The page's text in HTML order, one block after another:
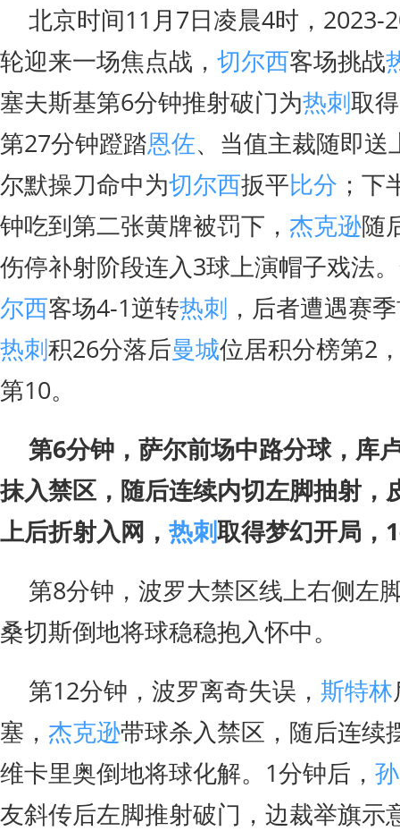
北京时间11月7日凌晨4时，2023-
轮迎来一场焦点战， 切尔西客场挑战
塞夫斯基第6分钟推射破门为热刺取
第27分钟蹬踏恩佐、当值主裁随即
尔默操刀命中为切尔西扳平比分 ；
钟吃到第二张黄牌被罚下， 杰克逊随
伤停补射阶段连入3球上演帽子戏法
尔西客场4-1逆转热刺 ，后者遭遇赛
热刺积26分落后曼城位居积分榜第2
第10。
第6分钟，萨尔前场中路分球，库
抹入禁区，随后连续内切左脚抽射，
上后折射入网， 热刺取得梦幻开局，
第8分钟，波罗大禁区线上右侧左
桑切斯倒地将球稳稳抱入怀中。
第12分钟，波罗离奇失误， 斯特林
塞， 杰克逊带球杀入禁区，随后连续
维卡里奥倒地将球化解。1分钟后，
友斜传后左脚推射破门，边裁举旗示